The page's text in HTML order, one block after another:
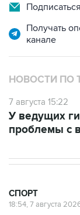
Получать
канале
НОВОСТИ ПО
7 августа 15:22
У ведущих
проблемы с
СПОРТ
18:54, 7 августа